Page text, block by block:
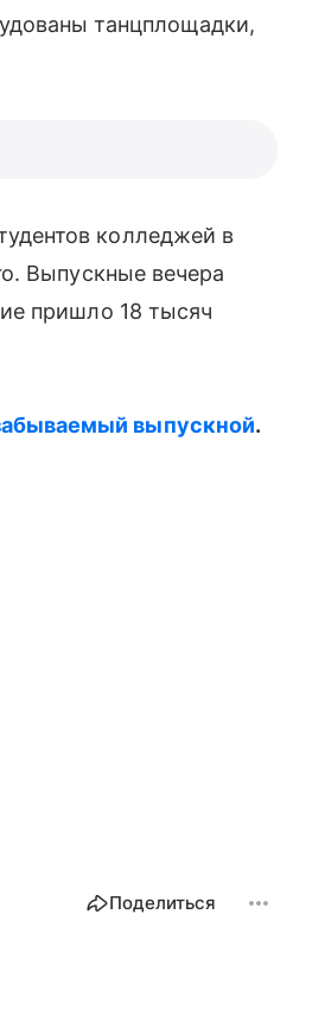
танцплощадки,
колледжей в
Выпускные вечера
пришло 18 тысяч
выпускной.
Поделиться